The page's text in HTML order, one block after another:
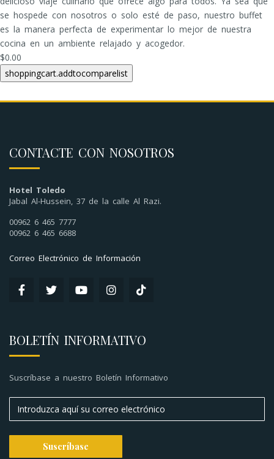
se hospede con nosotros o solo esté de paso, nuestro buffet
es la manera perfecta de experimentar lo mejor de nuestra
cocina en un ambiente relajado y acogedor.
$0.00
CONTACTE CON NOSOTROS
Hotel Toledo
Jabal Al-Hussein, 37 de la calle Al Razi.
00962 6 465 7777
00962 6 465 6688
Correo Electrónico de Información
BOLETÍN INFORMATIVO
Suscríbase a nuestro Boletín Informativo